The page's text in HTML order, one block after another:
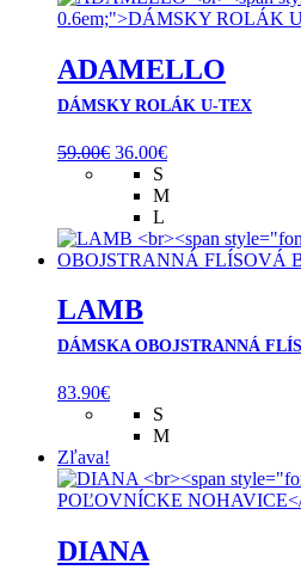
ADAMELLO
DÁMSKY ROLÁK U-TEX
59.00€ Pôvodná
cena
bola:
59.00€.
36.00€Aktuálna
je:
S
M
L
LAMB
DÁMSKA OBOJSTRANNÁ
83.90€
S
M
Zľava!
DIANA